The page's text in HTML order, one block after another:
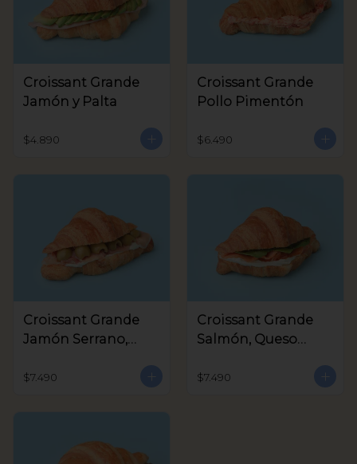
Croissant Grande
Jamón y Palta
$4.890
Croissant Grande
Pollo Pimentón
$6.490
Croissant Grande
Jamón Serrano,
Aceitunas Verdes
$7.490
Croissant Grande
Salmón, Queso
$7.490